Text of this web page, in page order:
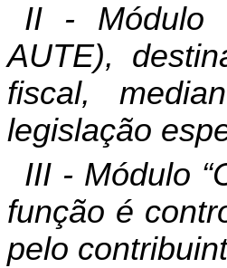
II - Módulo
AUTE),
fiscal,
legislação
III - Módulo
função é
pelo